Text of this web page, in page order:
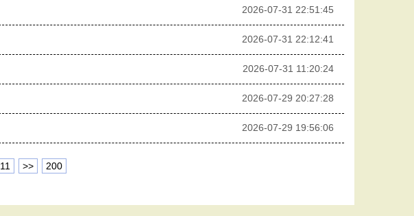
2026-07-31 22:51:45
2026-07-31 22:12:41
2026-07-31 11:20:24
2026-07-29 20:27:28
2026-07-29 19:56:06
11 >> 200